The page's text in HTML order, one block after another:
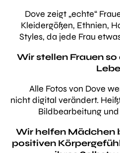
Dove zeigt „echte“
Kleidergößen, Ethnien,
Styles, da jede Frau
Wir stellen Frauen
Alle Fotos von Dove
nicht digital verändert.
Bildbearbeitung
Wir helfen Mädchen
positiven